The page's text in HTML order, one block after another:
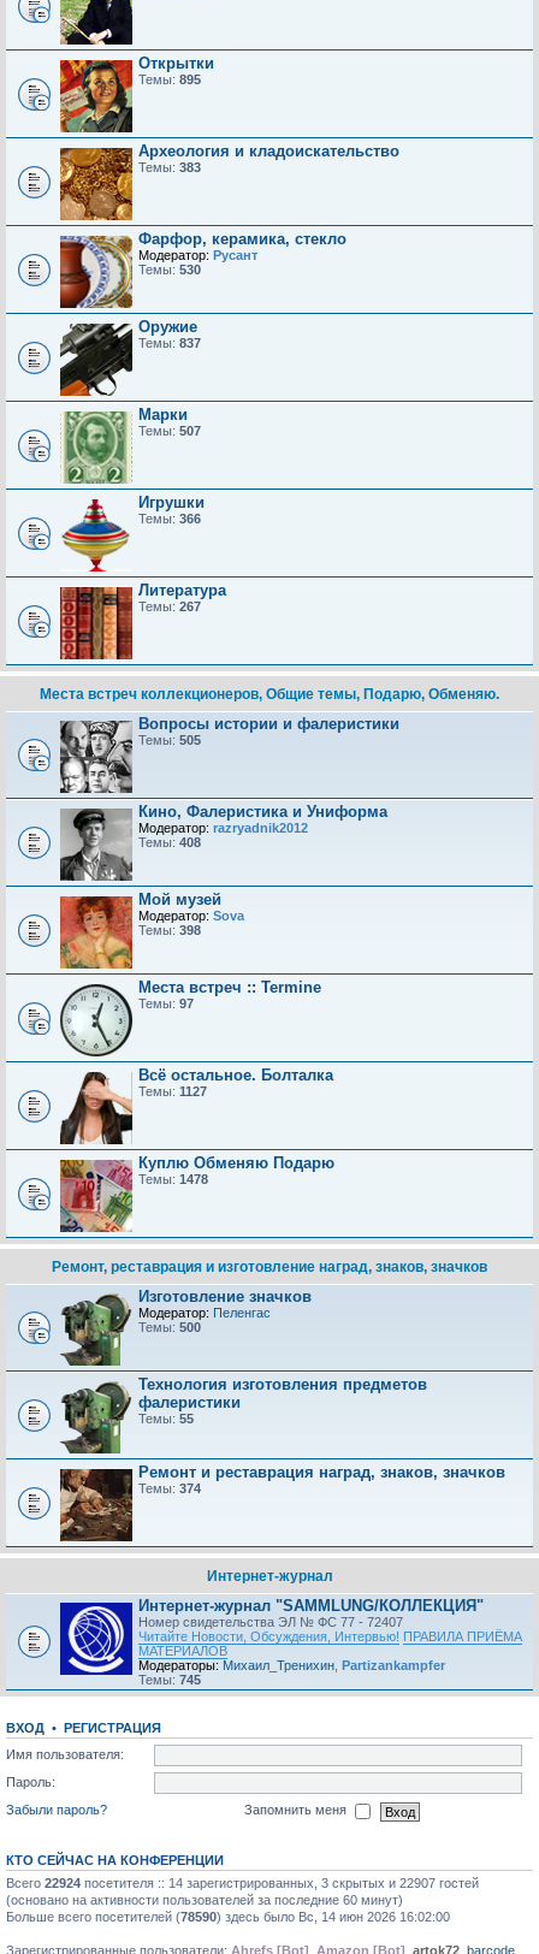
Открытки
Темы: 895
Археология и кладоискательство
Темы: 383
Фарфор, керамика, стекло
Модератор: Русант
Темы: 530
Оружие
Темы: 837
Марки
Темы: 507
Игрушки
Темы: 366
Литература
Темы: 267
Места встреч коллекционеров, Общие темы, Подарю, Обменяю.
Вопросы истории и фалеристики
Темы: 505
Кино, Фалеристика и Униформа
Модератор: razryadnik2012
Темы: 408
Мой музей
Модератор: Sova
Темы: 398
Места встреч :: Termine
Темы: 97
Всё остальное. Болталка
Темы: 1127
Куплю Обменяю Подарю
Темы: 1478
Ремонт, реставрация и изготовление наград, знаков, значков
Изготовление значков
Модератор: Пеленгас
Темы: 500
Технология изготовления предметов
фалеристики
Темы: 55
Ремонт и реставрация наград, знаков, значков
Темы: 374
Интернет-журнал
Интернет-журнал "SAMMLUNG/КОЛЛЕКЦИЯ"
Номер свидетельства ЭЛ № ФС 77 - 72407
Читайте Новости, Обсуждения, Интервью! ПРАВИЛА ПРИЁМА
МАТЕРИАЛОВ
Модераторы: Михаил_Тренихин Partizankampfer
Темы: 745
ВХОД • РЕГИСТРАЦИЯ
Имя пользователя:
Пароль:
Забыли пароль?
Запомнить меня
КТО СЕЙЧАС НА КОНФЕРЕНЦИИ
Всего 22924 посетителя :: 14 зарегистрированных, 3 скрытых и 22907 гостей
(основано на активности пользователей за последние 60 минут)
Больше всего посетителей (78590) здесь было Вс, 14 июн 2026 16:02:00
Зарегистрированные пользователи: Ahrefs [Bot] Amazon [Bot] artok72 barcode